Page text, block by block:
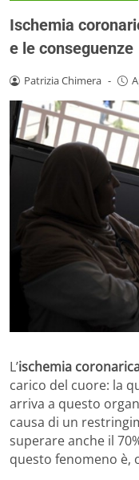
Ischemia
e le conseguenze
Patrizia Chimera -
L’ischemia
carico del cuore: la
arriva a questo
causa di un
superare anche il
questo fenomeno è,